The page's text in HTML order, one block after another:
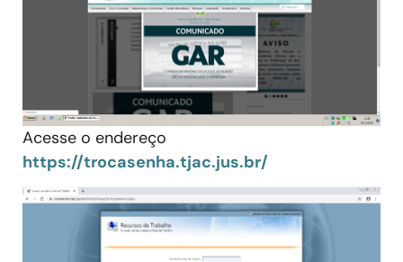
Acesse o endereço
https://trocasenha.tjac.jus.br/